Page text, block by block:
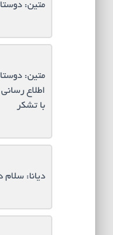
متین:
اطلاع
با تشکر
دیانا: